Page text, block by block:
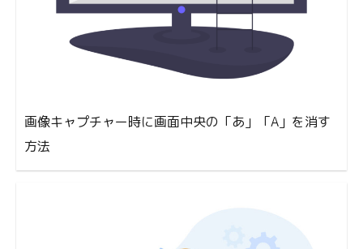
画像キャプチャー時に画面中央の「あ」「A」を消す
方法